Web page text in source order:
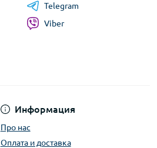
Информация
Про нас
Оплата и доставка
Telegram
Viber